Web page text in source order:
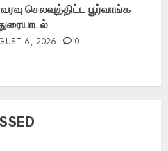
செலவுத்திட்ட பூர்வாங்க
6, 2026 0